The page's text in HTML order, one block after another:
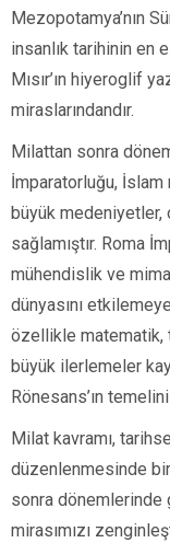
Mezopotamya’nın
insanlık tarihinin en
Mısır’ın hiyeroglif
miraslarındandır.
Milattan sonra
İmparatorluğu, İslam
büyük medeniyetler,
sağlamıştır. Roma
mühendislik ve
dünyasını
özellikle matematik,
büyük ilerlemeler
Rönesans’ın
Milat kavramı,
düzenlenmesinde
sonra dönemlerinde
mirasımızı